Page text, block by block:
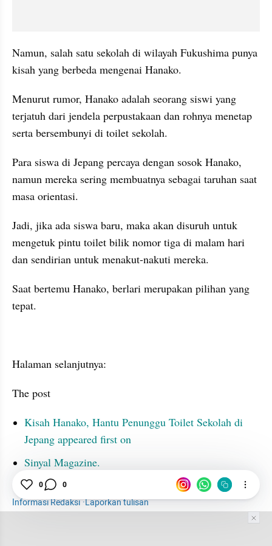
Namun, salah satu sekolah di wilayah Fukushima punya
kisah yang berbeda mengenai Hanako.
Menurut rumor, Hanako adalah seorang siswi yang
terjatuh dari jendela perpustakaan dan rohnya menetap
serta bersembunyi di toilet sekolah.
Para siswa di Jepang percaya dengan sosok Hanako,
namun mereka sering membuatnya sebagai taruhan saat
masa orientasi.
Jadi, jika ada siswa baru, maka akan disuruh untuk
mengetuk pintu toilet bilik nomor tiga di malam hari
dan sendirian untuk menakut-nakuti mereka.
Saat bertemu Hanako, berlari merupakan pilihan yang
tepat.
Halaman selanjutnya:
The post
Kisah Hanako, Hantu Penunggu Toilet Sekolah di
Jepang appeared first on
Sinyal Magazine.
Informasi Redaksi·Laporkan tulisan
0 0